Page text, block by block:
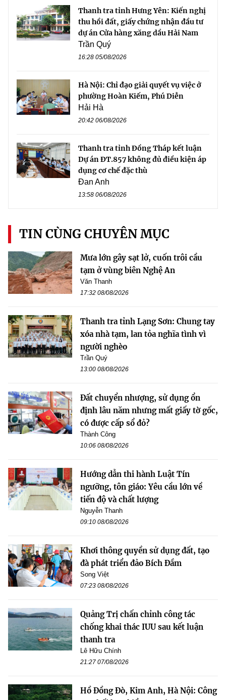
Thanh tra tỉnh Hưng Yên: Kiến nghị
thu hồi đất, giấy chứng nhận đầu tư
dự án Cửa hàng xăng dầu Hải Nam
Trần Quý
16:28 05/08/2026
Hà Nội: Chỉ đạo giải quyết vụ việc ở
phường Hoàn Kiếm, Phú Diễn
Hải Hà
20:42 06/08/2026
Thanh tra tỉnh Đồng Tháp kết luận
Dự án ĐT.857 không đủ điều kiện áp
dụng cơ chế đặc thù
Đan Anh
13:58 06/08/2026
TIN CÙNG CHUYÊN MỤC
Mưa lớn gây sạt lở, cuốn trôi cầu
tạm ở vùng biên Nghệ An
Văn Thanh
17:32 08/08/2026
Thanh tra tỉnh Lạng Sơn: Chung tay
xóa nhà tạm, lan tỏa nghĩa tình vì
người nghèo
Trần Quý
13:00 08/08/2026
Đất chuyển nhượng, sử dụng ổn
định lâu năm nhưng mất giấy tờ gốc,
có được cấp sổ đỏ?
Thành Công
10:06 08/08/2026
Hướng dẫn thi hành Luật Tín
ngưỡng, tôn giáo: Yêu cầu lớn về
tiến độ và chất lượng
Nguyễn Thanh
09:10 08/08/2026
Khơi thông quyền sử dụng đất, tạo
đà phát triển đảo Bích Đầm
Song Việt
07:23 08/08/2026
Quảng Trị chấn chỉnh công tác
chống khai thác IUU sau kết luận
thanh tra
Lê Hữu Chính
21:27 07/08/2026
Hồ Đồng Đò, Kim Anh, Hà Nội: Công